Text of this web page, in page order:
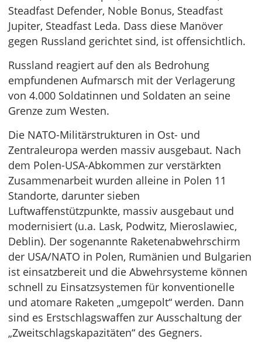
Steadfast Defender, Noble Bonus, Steadfast
Jupiter, Steadfast Leda. Dass diese Manöver
gegen Russland gerichtet sind, ist offensichtlich.
Russland reagiert auf den als Bedrohung
empfundenen Aufmarsch mit der Verlagerung
von 4.000 Soldatinnen und Soldaten an seine
Grenze zum Westen.
Die NATO-Militärstrukturen in Ost- und
Zentraleuropa werden massiv ausgebaut. Nach
dem Polen-USA-Abkommen zur verstärkten
Zusammenarbeit wurden alleine in Polen 11
Standorte, darunter sieben
Luftwaffenstützpunkte, massiv ausgebaut und
modernisiert (u.a. Lask, Podwitz, Mieroslawiec,
Deblin). Der sogenannte Raketenabwehrschirm
der USA/NATO in Polen, Rumänien und Bulgarien
ist einsatzbereit und die Abwehrsysteme können
schnell zu Einsatzsystemen für konventionelle
und atomare Raketen „umgepolt“ werden. Dann
sind es Erstschlagswaffen zur Ausschaltung der
„Zweitschlagskapazitäten“ des Gegners.